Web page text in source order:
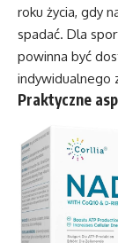
roku życia, gdy
spadać. Dla
powinna być
indywidualnego
Praktyczne